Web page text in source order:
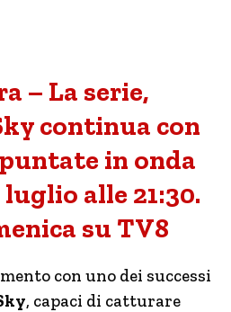
– La serie,
continua con
in onda
alle 21:30.
su TV8
con uno dei successi
, capaci di catturare